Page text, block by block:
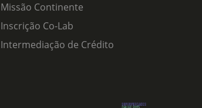
Missão Continente
Inscrição Co-Lab
Intermediação de Crédito